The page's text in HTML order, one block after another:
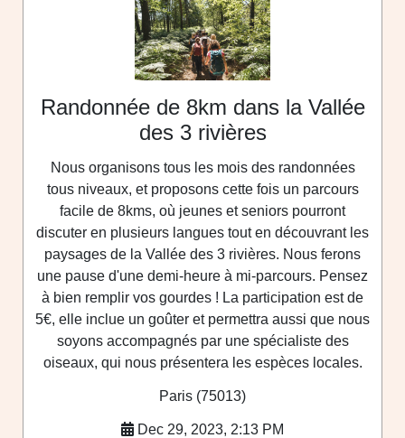
Randonnée de 8km dans la Vallée
des 3 rivières
Nous organisons tous les mois des randonnées
tous niveaux, et proposons cette fois un parcours
facile de 8kms, où jeunes et seniors pourront
discuter en plusieurs langues tout en découvrant les
paysages de la Vallée des 3 rivières. Nous ferons
une pause d'une demi-heure à mi-parcours. Pensez
à bien remplir vos gourdes ! La participation est de
5€, elle inclue un goûter et permettra aussi que nous
soyons accompagnés par une spécialiste des
oiseaux, qui nous présentera les espèces locales.
Paris (75013)
Dec 29, 2023, 2:13 PM